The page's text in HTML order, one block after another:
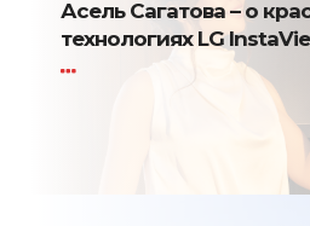
Асель Сагатова – о
технологиях LG